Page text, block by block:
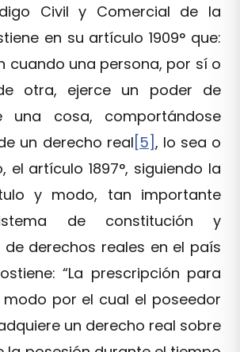
Civil y Comercial de la
en su artículo 1909° que:
cuando una persona, por sí o
otra, ejerce un poder de
una cosa, comportándose
un derecho real [5], lo sea o
el artículo 1897°, siguiendo la
y modo, tan importante
de constitución y
derechos reales en el país
“La prescripción para
por el cual el poseedor
un derecho real sobre